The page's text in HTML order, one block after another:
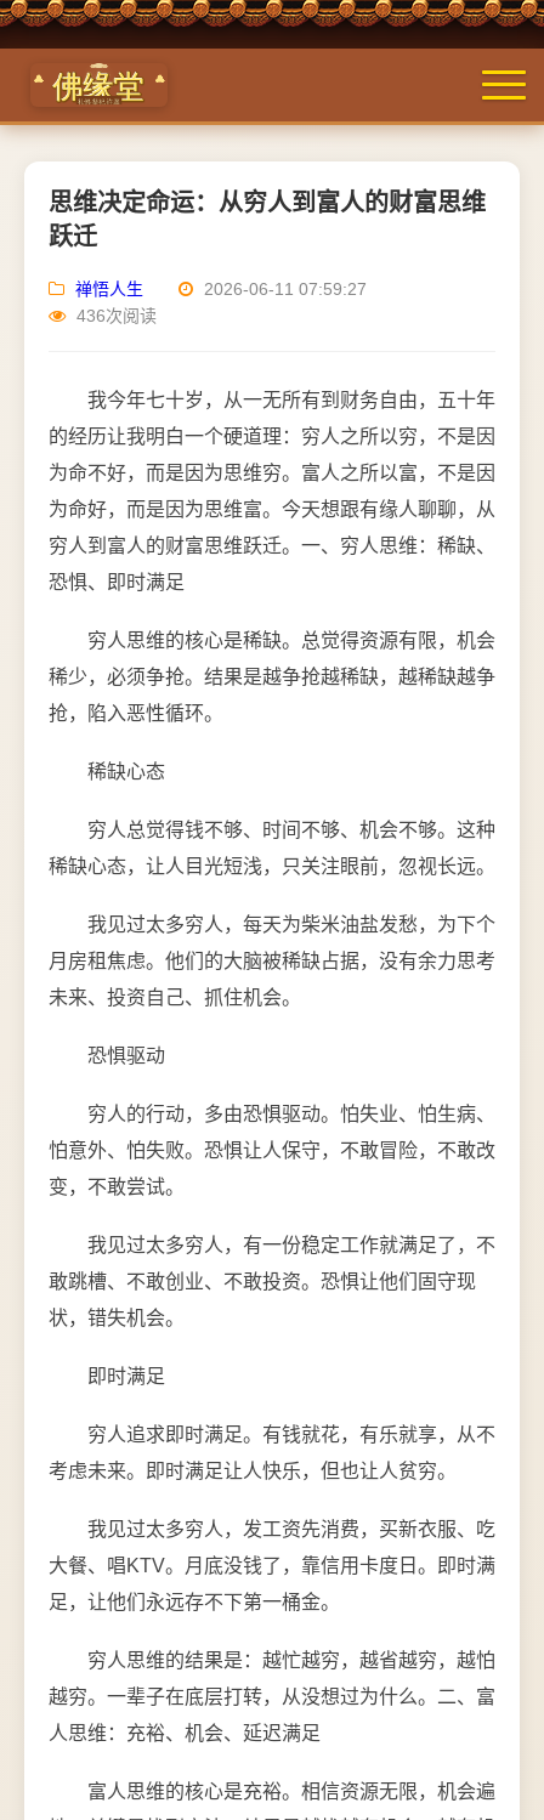
思维决定命运：从穷人到富人的财富思维
跃迁
禅悟人生
2026-06-11 07:59:27
436次阅读
我今年七十岁，从一无所有到财务自由，五十年
的经历让我明白一个硬道理：穷人之所以穷，不是因
为命不好，而是因为思维穷。富人之所以富，不是因
为命好，而是因为思维富。今天想跟有缘人聊聊，从
穷人到富人的财富思维跃迁。一、穷人思维：稀缺、
恐惧、即时满足
穷人思维的核心是稀缺。总觉得资源有限，机会
稀少，必须争抢。结果是越争抢越稀缺，越稀缺越争
抢，陷入恶性循环。
稀缺心态
穷人总觉得钱不够、时间不够、机会不够。这种
稀缺心态，让人目光短浅，只关注眼前，忽视长远。
我见过太多穷人，每天为柴米油盐发愁，为下个
月房租焦虑。他们的大脑被稀缺占据，没有余力思考
未来、投资自己、抓住机会。
恐惧驱动
穷人的行动，多由恐惧驱动。怕失业、怕生病、
怕意外、怕失败。恐惧让人保守，不敢冒险，不敢改
变，不敢尝试。
我见过太多穷人，有一份稳定工作就满足了，不
敢跳槽、不敢创业、不敢投资。恐惧让他们固守现
状，错失机会。
即时满足
穷人追求即时满足。有钱就花，有乐就享，从不
考虑未来。即时满足让人快乐，但也让人贫穷。
我见过太多穷人，发工资先消费，买新衣服、吃
大餐、唱KTV。月底没钱了，靠信用卡度日。即时满
足，让他们永远存不下第一桶金。
穷人思维的结果是：越忙越穷，越省越穷，越怕
越穷。一辈子在底层打转，从没想过为什么。二、富
人思维：充裕、机会、延迟满足
富人思维的核心是充裕。相信资源无限，机会遍